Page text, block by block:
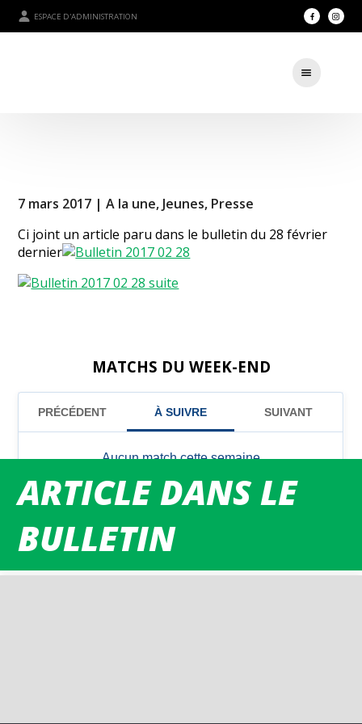
ESPACE D'ADMINISTRATION
ARTICLE DANS LE
BULLETIN
7 mars 2017 |A la une, Jeunes, Presse
Ci joint un article paru dans le bulletin du 28 février
dernier
MATCHS DU WEEK-END